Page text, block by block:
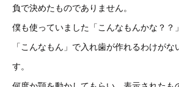
負で決めたものでありません。
僕も使っていました「こんなもんかな？？
「こんなもん」で入れ歯が作れるわけがな
す。